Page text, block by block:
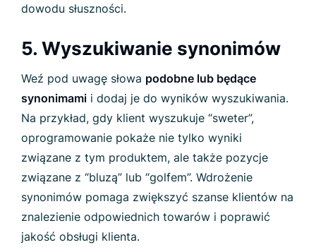
dowodu słuszności.
5. Wyszukiwanie synonimów
Weź pod uwagę słowa podobne lub będące
synonimami i dodaj je do wyników wyszukiwania.
Na przykład, gdy klient wyszukuje “sweter”,
oprogramowanie pokaże nie tylko wyniki
związane z tym produktem, ale także pozycje
związane z “bluzą” lub “golfem”. Wdrożenie
synonimów pomaga zwiększyć szanse klientów na
znalezienie odpowiednich towarów i poprawić
jakość obsługi klienta.